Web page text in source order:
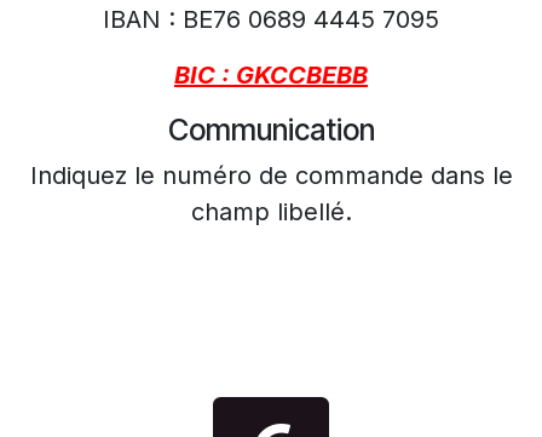
IBAN : BE76 0689 4445 7095
BIC : GKCCBEBB
Communication
Indiquez le numéro de commande dans le
champ libellé.